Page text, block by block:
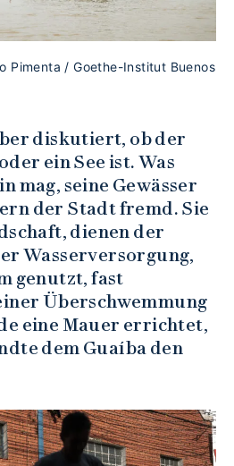
Pimenta / Goethe-Institut Buenos
diskutiert, ob der
ein See ist. Was
mag, seine Gewässer
der Stadt fremd. Sie
dienen der
Wasserversorgung,
genutzt, fast
Überschwemmung
eine Mauer errichtet,
dem Guaíba den